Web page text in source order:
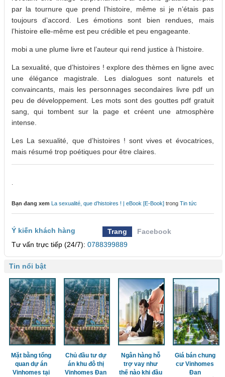
par la tournure que prend l’histoire, même si je n’étais pas
toujours d’accord. Les émotions sont bien rendues, mais
l’histoire elle-même est peu crédible et peu engageante.
mobi a une plume livre et l’auteur qui rend justice à l’histoire.
La sexualité, que d’histoires ! explore des thèmes en ligne avec
une élégance magistrale. Les dialogues sont naturels et
convaincants, mais les personnages secondaires livre pdf un
peu de développement. Les mots sont des gouttes pdf gratuit
sang, qui tombent sur la page et créent une atmosphère
intense.
Les La sexualité, que d’histoires ! sont vives et évocatrices,
mais résumé trop poétiques pour être claires.
Bạn đang xem La sexualité, que d’histoires ! | eBook [E-Book] trong Tin tức
Ý kiến khách hàng Trang
Facebook
Tư vấn trực tiếp (24/7): 0788399889
Tin nổi bật
Mặt bằng tổng
quan dự án
Vinhomes tại
Chủ đầu tư dự
án khu đô thị
Vinhomes Đan
Ngân hàng hỗ
trợ vay như
thế nào khi đầu
Giá bán chung
cư Vinhomes
Đan